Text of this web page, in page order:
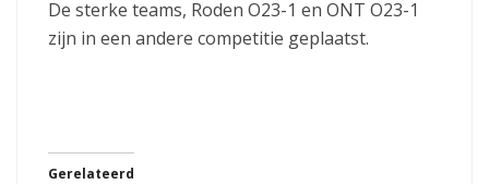
De sterke teams, Roden O23-1 en ONT O23-1
zijn in een andere competitie geplaatst.
Gerelateerd